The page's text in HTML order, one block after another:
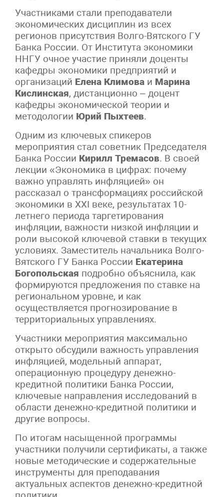
Участниками стали преподаватели
экономических дисциплин из всех
регионов присутствия Волго-Вятского ГУ
Банка России. От Института экономики
ННГУ очное участие приняли доценты
кафедры экономики предприятий и
организаций Елена Климова и Марина
Кислинская, дистанционно – доцент
кафедры экономической теории и
методологии Юрий Пыхтеев.
Одним из ключевых спикеров
мероприятия стал советник Председателя
Банка России Кирилл Тремасов. В своей
лекции «Экономика в цифрах: почему
важно управлять инфляцией» он
рассказал о трансформациях российской
экономики в XXI веке, результатах 10-
летнего периода таргетирования
инфляции, важности низкой инфляции и
роли высокой ключевой ставки в текущих
условиях. Заместитель начальника Волго-
Вятского ГУ Банка России Екатерина
Богопольская подробно объяснила, как
формируются предложения по ставке на
региональном уровне, и как
осуществляется прогнозирование в
территориальных управлениях.
Участники мероприятия максимально
открыто обсудили важность управления
инфляцией, модельный аппарат,
операционную процедуру денежно-
кредитной политики Банка России,
ключевые направления исследований в
области денежно-кредитной политики и
другие вопросы.
По итогам насыщенной программы
участники получили сертификаты, а также
новые методические и содержательные
инструменты для преподавания
актуальных аспектов денежно-кредитной